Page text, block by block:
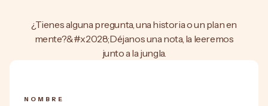
¿Tienes alguna pregunta, una historia o un plan en
mente?&#x2028;Déjanos una nota, la leeremos
junto a la jungla.
NOMBRE